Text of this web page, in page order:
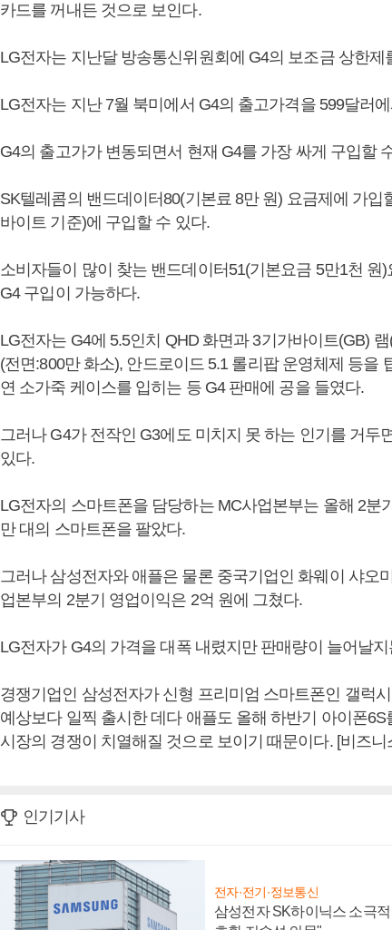
카드를 꺼내든 것으로 보인다.
LG전자는 지난달 방송통신위원회에 G4의 보조금 상한제
LG전자는 지난 7월 북미에서 G4의 출고가격을 599달러
G4의 출고가가 변동되면서 현재 G4를 가장 싸게 구입할
SK텔레콤의 밴드데이터80(기본료 8만 원) 요금제에 가입
바이트 기준)에 구입할 수 있다.
소비자들이 많이 찾는 밴드데이터51(기본요금 5만1천 원)
G4 구입이 가능하다.
LG전자는 G4에 5.5인치 QHD 화면과 3기가바이트(GB)
(전면:800만 화소), 안드로이드 5.1 롤리팝 운영체제 등을
연 소가죽 케이스를 입히는 등 G4 판매에 공을 들였다.
그러나 G4가 전작인 G3에도 미치지 못 하는 인기를 거두
있다.
LG전자의 스마트폰을 담당하는 MC사업본부는 올해 2분
만 대의 스마트폰을 팔았다.
그러나 삼성전자와 애플은 물론 중국기업인 화웨이 샤오
업본부의 2분기 영업이익은 2억 원에 그쳤다.
LG전자가 G4의 가격을 대폭 내렸지만 판매량이 늘어날
경쟁기업인 삼성전자가 신형 프리미엄 스마트폰인 갤럭
예상보다 일찍 출시한 데다 애플도 올해 하반기 아이폰
시장의 경쟁이 치열해질 것으로 보이기 때문이다. [비즈
인기기사
전자·전기·정보통신
삼성전자 SK하이닉스 소극